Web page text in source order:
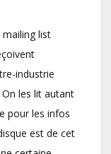
list
industrie
On les lit autant
pour les infos
est de cet